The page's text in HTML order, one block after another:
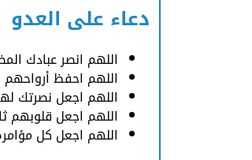
دعاء على العدو
اللهم انصر عبادك
اللهم احفظ
اللهم اجعل نصرتك
اللهم اجعل قلوبهم
اللهم اجعل كل